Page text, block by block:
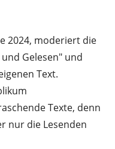
2024, moderiert die
Gelesen" und
Text.
Texte, denn
nur die Lesenden